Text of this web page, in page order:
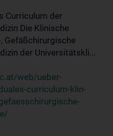
Curriculum der
Die Klinische
Gefäßchirurgische
der Universitätskli...
web/ueber-
curriculum-klin-